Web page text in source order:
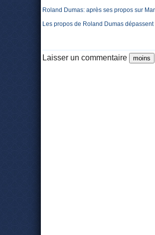
Roland Dumas: après ses propos sur
Les propos de Roland Dumas
Laisser un commentaire